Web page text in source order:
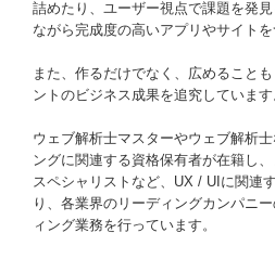
詰めたり、ユーザー視点で課題を発
ながら完成度の高いアプリやサイトを
また、作るだけでなく、広めること
ントのビジネス成果を追究しています
ウェブ解析士マスターやウェブ解析
ングに関連する資格保有者が在籍し
スペシャリストなど、UX / UIに関連
り、各業界のリーディングカンパニ
ィング業務を行っています。